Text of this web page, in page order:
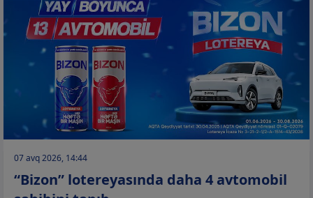
07 avq 2026, 14:44
“Bizon” lotereyasında daha 4 avtomobil